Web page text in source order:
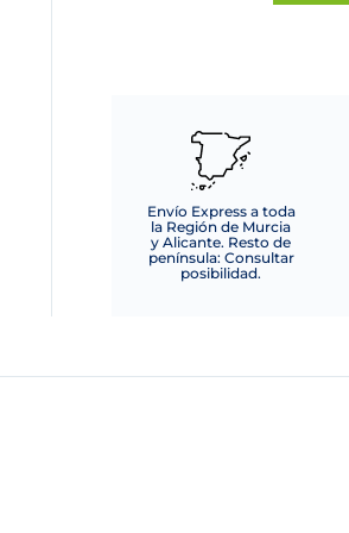
Envío Express a toda
la Región de Murcia
y Alicante. Resto de
península: Consultar
posibilidad.